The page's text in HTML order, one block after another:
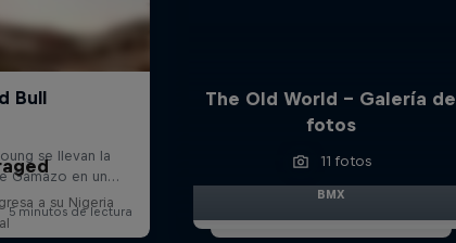
The Old World – Galería de
fotos
11 fotos
BMX
a su Nigeria